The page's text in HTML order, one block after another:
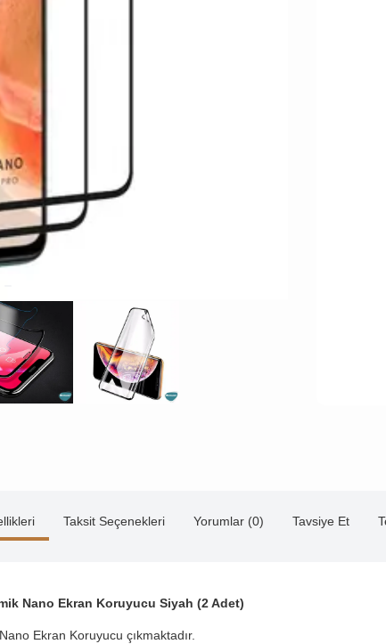
Taksit Seçenekleri Yorumlar (0) Tavsiye Et
Nano Ekran Koruyucu Siyah (2 Adet)
Ekran Koruyucu çıkmaktadır.